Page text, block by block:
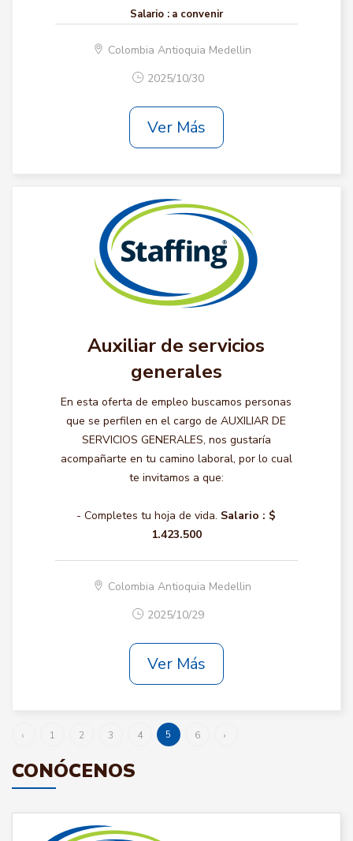
Salario : a convenir
Colombia Antioquia Medellin
2025/10/30
Ver Más
Auxiliar de servicios
generales
En esta oferta de empleo buscamos personas
que se perfilen en el cargo de AUXILIAR DE
SERVICIOS GENERALES, nos gustaría
acompañarte en tu camino laboral, por lo cual
te invitamos a que:
- Completes tu hoja de vida. Salario : $
1.423.500
Colombia Antioquia Medellin
2025/10/29
Ver Más
‹ 1 2 3 4 5 6 ›
CONÓCENOS